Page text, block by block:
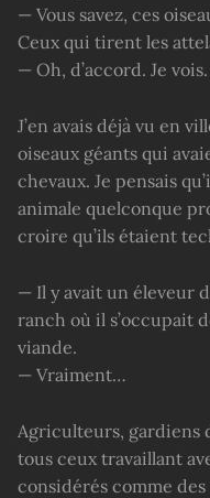
— Vous savez, ces
Ceux qui tirent les
— Oh, d’accord. Je vois.
J’en avais déjà vu en
oiseaux géants qui
chevaux. Je pensais
animale quelconque
croire qu’ils étaient
— Il y avait un éleveur
ranch où il s’occupait
viande.
— Vraiment…
Agriculteurs, gardiens
tous ceux travaillant
considérés comme